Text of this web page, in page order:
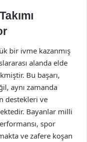
bir ivme kazanmış
alanda elde
Bu başarı,
aynı zamanda
destekleri ve
Bayanlar milli
spor
ve zafere koşan